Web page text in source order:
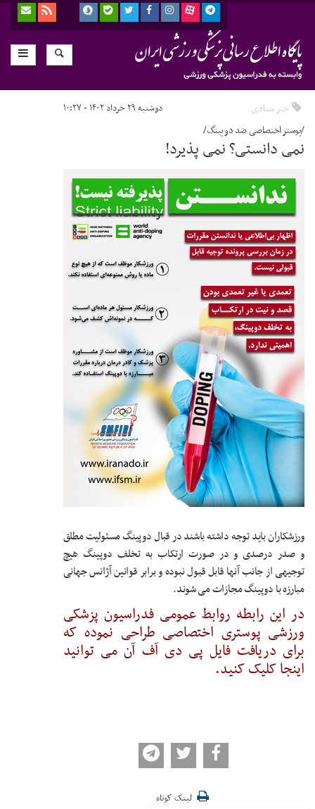
خبر ستادی دوشنبه ۲۹ خرداد ۱۴۰۲ - ۱۰:۲۷
/پوستر اختصاصی ضد دوپینگ/
نمی دانستی؟ نمی پذیرد!
ورزشکاران باید توجه داشته باشند در قبال دوپینگ مسئولیت مطلق
و صدر درصدی و در صورت ارتکاب به تخلف دوپینگ هیچ
توجیهی از جانب آنها قابل قبول نبوده و برابر قوانین آژانس جهانی
مبارزه با دوپینگ مجازات می شوند.
در این رابطه روابط عمومی فدراسیون پزشکی
ورزشی پوستری اختصاصی طراحی نموده که
برای دریافت فایل پی دی آف آن می توانید
اینجا کلیک کنید.
لینک کوتاه